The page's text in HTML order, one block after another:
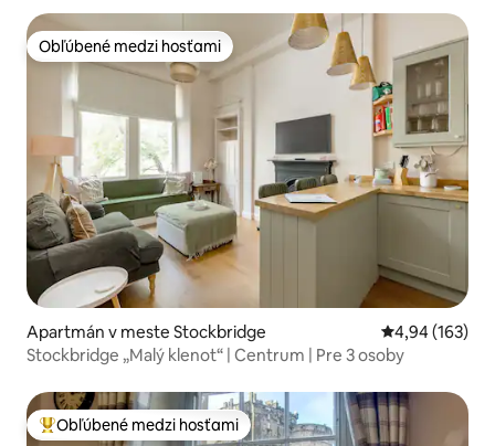
Obľúbené medzi hosťami
Obľúbené medzi hosťami
Apartmán v meste Stockbridge Priemerné
4,94 (163)
Stockbridge „Malý klenot“ | Centrum | Pre 3 osoby
Najobľúbenejšie medzi hosťami
Obľúbené medzi hosťami